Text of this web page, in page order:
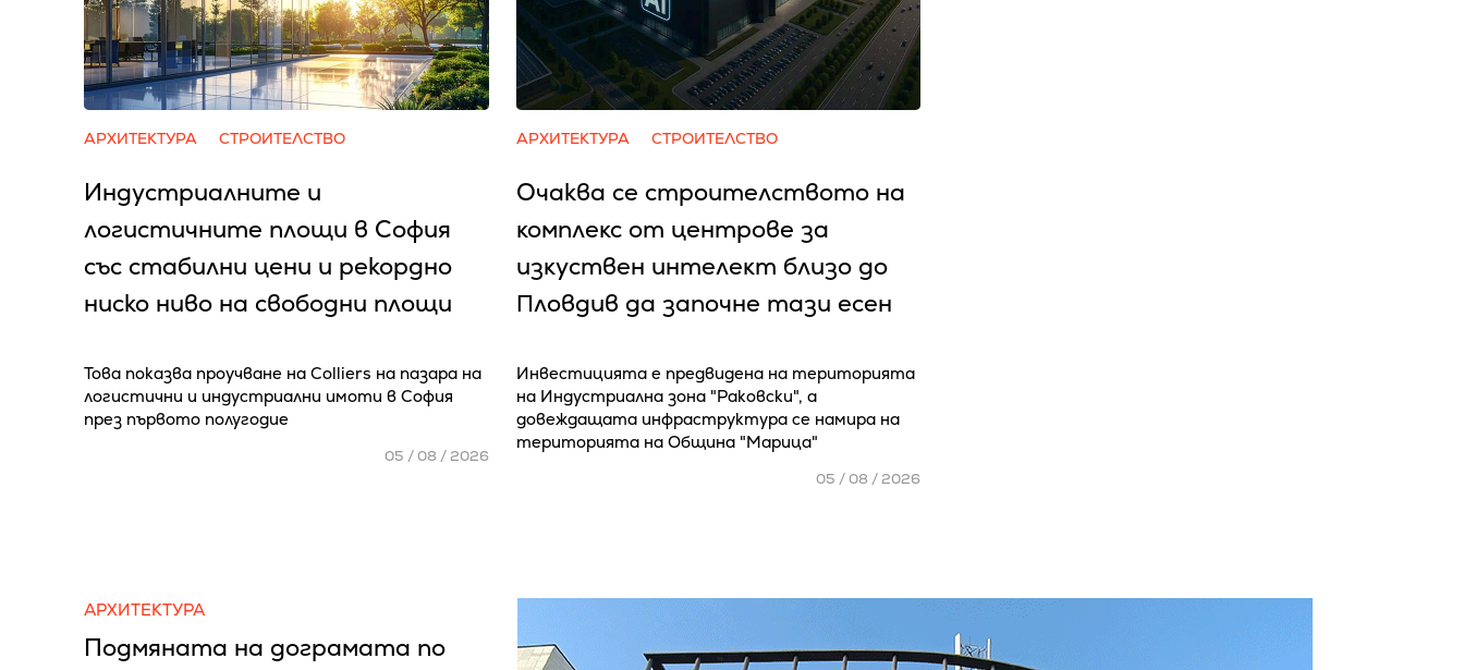
АРХИТЕКТУРА СТРОИТЕЛСТВО
Индустриалните и
логистичните площи в София
със стабилни цени и рекордно
ниско ниво на свободни площи
Това показва проучване на Colliers на пазара на
логистични и индустриални имоти в София
през първото полугодие
05 / 08 / 2026
АРХИТЕКТУРА СТРОИТЕЛСТВО
Очаква се cтpoитeлcтвoтo нa
ĸoмплeĸc oт цeнтpoвe зa
изĸycтвeн интeлeĸт близo дo
Πлoвдив да зaпoчнe тaзи eceн
Инвестицията е предвидена на територията
на Индустриална зона "Раковски", а
довеждащата инфраструктура се намира на
територията на Община "Марица"
05 / 08 / 2026
АРХИТЕКТУРА
Подмяната на дограмата по